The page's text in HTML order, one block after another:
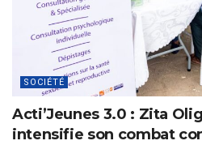
SOCIÉTÉ
Acti’Jeunes 3.0 : Zita
intensifie son combat